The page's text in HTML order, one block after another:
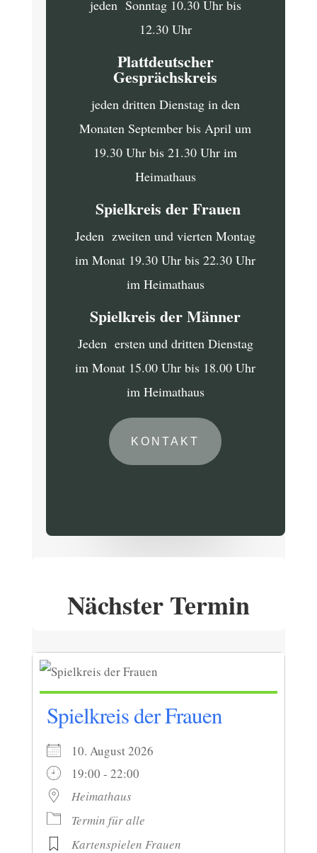
jeden Sonntag 10.30 Uhr bis
12.30 Uhr
Plattdeutscher
Gesprächskreis
jeden dritten Dienstag in den
Monaten September bis April um
19.30 Uhr bis 21.30 Uhr im
Heimathaus
Spielkreis der Frauen
Jeden zweiten und vierten Montag
im Monat 19.30 Uhr bis 22.30 Uhr
im Heimathaus
Spielkreis der Männer
Jeden ersten und dritten Dienstag
im Monat 15.00 Uhr bis 18.00 Uhr
im Heimathaus
KONTAKT
Nächster Termin
Spielkreis der Frauen
10. August 2026
19:00 - 22:00
Heimathaus
Termin für alle
Kartenspielen Frauen